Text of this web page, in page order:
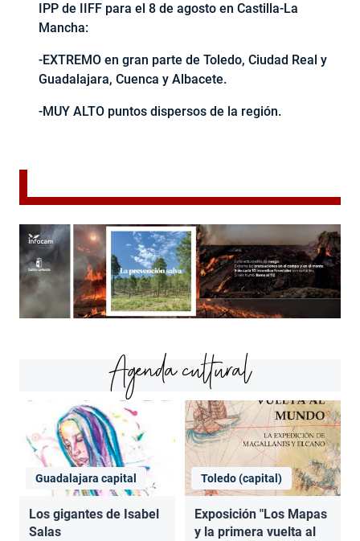
IPP de IIFF para el 8 de agosto en Castilla-La
Mancha:
-EXTREMO en gran parte de Toledo, Ciudad Real y
Guadalajara, Cuenca y Albacete.
-MUY ALTO puntos dispersos de la región.
Agenda cultural
Guadalajara capital
Los gigantes de Isabel
Salas
Toledo (capital)
Exposición "Los Mapas
y la primera vuelta al